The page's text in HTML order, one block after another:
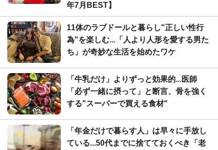
年7月BEST】
11体のラブドールと暮らし"正しい性行
為"を楽しむ...「人より人形を愛する男た
ち」が奇妙な生活を始めたワケ
「牛乳だけ」よりずっと効果的...医師
「必ず一緒に摂って」と断言、骨を強く
する"スーパーで買える食材"
「年金だけで暮らす人」は早々に手放し
ている...50代までに捨てておくべき「老